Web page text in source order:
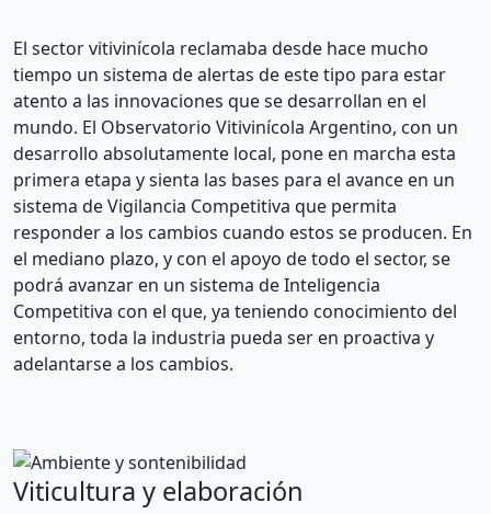
El sector vitivinícola reclamaba desde hace mucho
tiempo un sistema de alertas de este tipo para estar
atento a las innovaciones que se desarrollan en el
mundo. El Observatorio Vitivinícola Argentino, con un
desarrollo absolutamente local, pone en marcha esta
primera etapa y sienta las bases para el avance en un
sistema de Vigilancia Competitiva que permita
responder a los cambios cuando estos se producen. En
el mediano plazo, y con el apoyo de todo el sector, se
podrá avanzar en un sistema de Inteligencia
Competitiva con el que, ya teniendo conocimiento del
entorno, toda la industria pueda ser en proactiva y
adelantarse a los cambios.
Viticultura y elaboración